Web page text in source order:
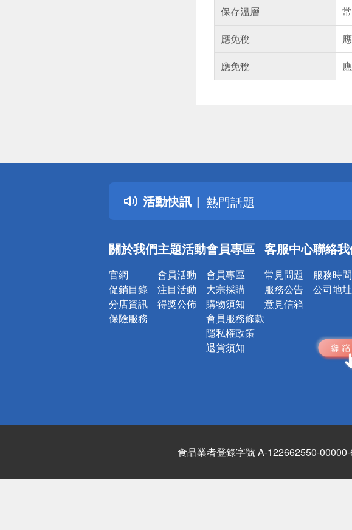
保存溫層
應免稅
應免稅
活動快訊
詐騙網頁！請小心！
得獎公告
熱門話題
銀行優惠
詐騙網頁！請小心！
關於我們
官網
促銷目錄
分店資訊
保險服務
主題活動
會員活動
注目活動
得獎公佈
會員專區
會員專區
大宗採購
購物須知
會員服務條款
隱私權政策
退貨須知
客服中心
常見問題
服務公告
意見信箱
聯絡
服務時間
公司地址
食品業者登錄字號 A-122662550-